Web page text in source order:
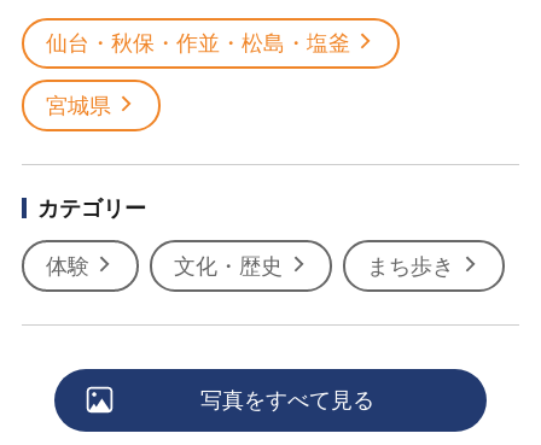
仙台・秋保・作並・松島・塩釜
宮城県
カテゴリー
体験 文化・歴史 まち歩き
写真をすべて見る